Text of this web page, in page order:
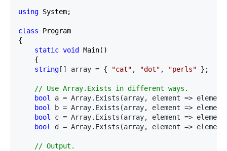
using System;
class Program
{
static void
Main()
    {
string [] array = { "cat" , "dot" , "perls" };
// Use Array.Exists in different ways.
bool
a = Array.Exists(array, element =>
bool
b = Array.Exists(array, element =>
bool
c = Array.Exists(array, element =>
bool
d = Array.Exists(array, element =>
// Output.